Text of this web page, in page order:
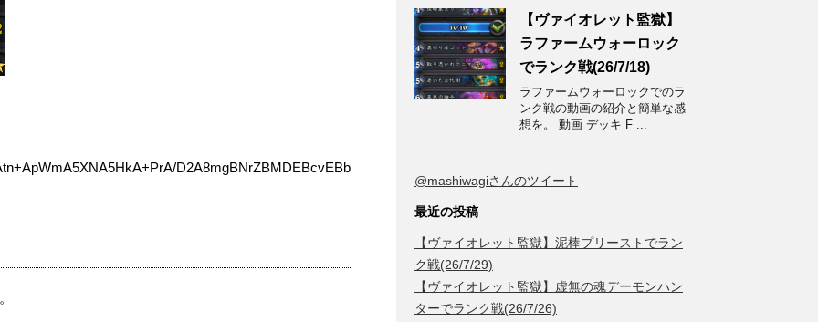
D2A8mgBNrZBMDEBcvEBb
【ヴァイオレット監獄】
ラファームウォーロック
でランク戦(26/7/18)
ラファームウォーロックでのラ
ンク戦の動画の紹介と簡単な感
想を。 動画 デッキ F ...
@mashiwagiさんのツイート
最近の投稿
【ヴァイオレット監獄】泥棒プリーストでラン
ク戦(26/7/29)
【ヴァイオレット監獄】虚無の魂デーモンハン
ターでランク戦(26/7/26)